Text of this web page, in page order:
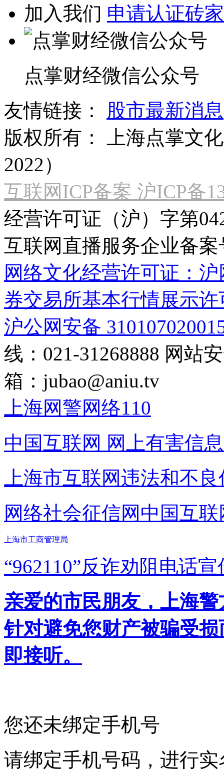
加入我们 申请认证砖家
点掌财经微信公众号
友情链接：
股市最新消息
版权所有：
上海点掌文
2022）
互联网ICP备案 沪ICP备
经营许可证（沪）字第
互联网直播服务企业备案
网络文化经营许可证：
券交易所基本行情展示许
沪公网安备
线：021-31268888 网站
箱： jubao@aniu.tv
上海网警网络110
中国互联网 网上有害信
上海市互联网违法和不
网络社会征信网 中国互
上海市工商管理局
“962110”反诈劝阻电话宣
亲爱的市民朋友，上海
针对避免您财产被骗受
即接听。
您还未绑定手机号
请绑定手机号码，进行